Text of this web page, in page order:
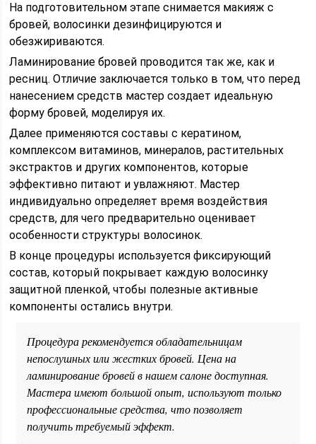
На подготовительном этапе снимается макияж с
бровей, волосинки дезинфицируются и
обезжириваются.
Ламинирование бровей проводится так же, как и
ресниц. Отличие заключается только в том, что перед
нанесением средств мастер создает идеальную
форму бровей, моделируя их.
Далее применяются составы с кератином,
комплексом витаминов, минералов, растительных
экстрактов и других компонентов, которые
эффективно питают и увлажняют. Мастер
индивидуально определяет время воздействия
средств, для чего предварительно оценивает
особенности структуры волосинок.
В конце процедуры используется фиксирующий
состав, который покрывает каждую волосинку
защитной пленкой, чтобы полезные активные
компоненты остались внутри.
Процедура рекомендуется обладательницам
непослушных или жестких бровей. Цена на
ламинирование бровей в нашем салоне доступная.
Мастера имеют большой опыт, используют только
профессиональные средства, что позволяет
получить требуемый эффект.